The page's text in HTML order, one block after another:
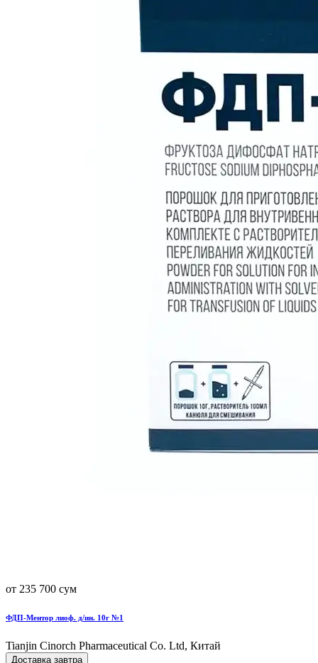
от 235 700 сум
ФДП-Ментор лиоф. д/ин. 10г №1
Tianjin Cinorch Pharmaceutical Co. Ltd, Китай
Доставка завтра